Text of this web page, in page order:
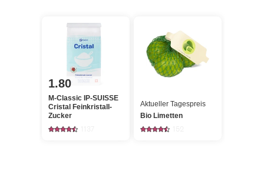
1.80
M-Classic IP-SUISSE
Cristal Feinkristall-
Zucker
Aktueller Tagespreis
Bio Limetten